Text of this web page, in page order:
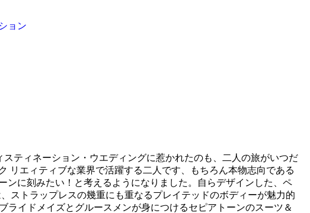
ョン
ティネーション・ウエディングに惹かれたのも、二人の旅がいつだ
リエィティブな業界で活躍する二人です、もちろん本物志向である
に刻みたい！と考えるようになりました。自らデザインした、ペ
ストラップレスの幾重にも重なるプレイテッドのボディーが魅力的
ライドメイズとグルースメンが身につけるセピアトーンのスーツ＆